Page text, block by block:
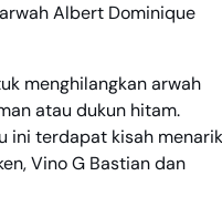
Albert Dominique
menghilangkan arwah
atau dukun hitam.
ini terdapat kisah
Vino G Bastian dan